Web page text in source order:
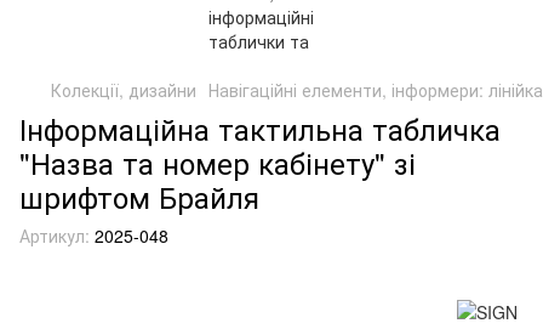
Колекції, дизайни Навігаційні елементи, інформери:
Інформаційна тактильна табличка
"Назва та номер кабінету" зі
шрифтом Брайля
Артикул: 2025-048